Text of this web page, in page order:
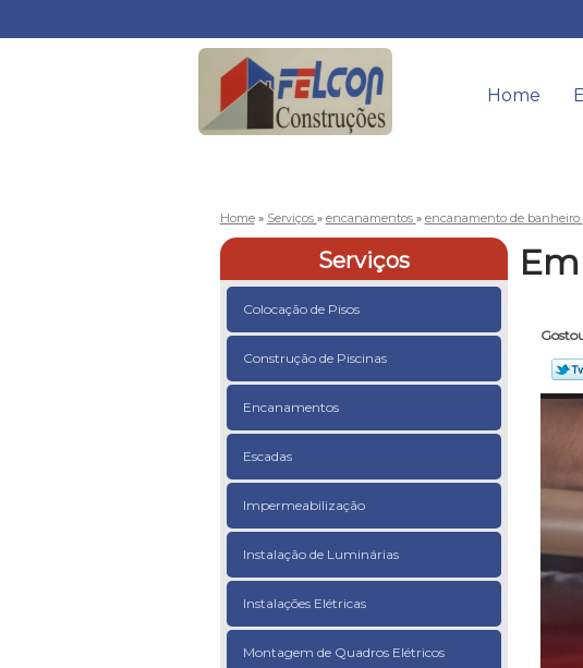
Home
Home » Serviços » encanamentos » encanamento de banheiro
Serviços
Colocação de Pisos
Construção de Piscinas
Encanamentos
Escadas
Impermeabilização
Instalação de Luminárias
Instalações Elétricas
Montagem de Quadros Elétricos